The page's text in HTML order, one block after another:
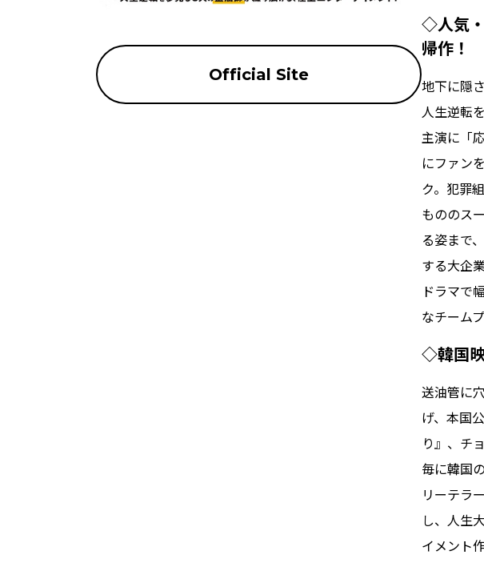
Official Site
◇人気
帰作！
地下に隠
人生逆転
主演に「
にファン
ク。犯罪
もののス
る姿まで
する大企
ドラマで
なチーム
◇韓国映
送油管に
げ、本国
り』、チ
毎に韓国
リーテラ
し、人生
イメント